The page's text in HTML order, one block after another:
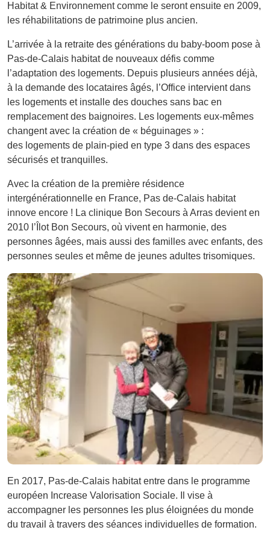
Habitat & Environnement comme le seront ensuite en 2009,
les réhabilitations de patrimoine plus ancien.
L’arrivée à la retraite des générations du baby-boom pose à
Pas-de-Calais habitat de nouveaux défis comme
l’adaptation des logements. Depuis plusieurs années déjà,
à la demande des locataires âgés, l’Office intervient dans
les logements et installe des douches sans bac en
remplacement des baignoires. Les logements eux-mêmes
changent avec la création de « béguinages » :
des logements de plain-pied en type 3 dans des espaces
sécurisés et tranquilles.
Avec la création de la première résidence
intergénérationnelle en France, Pas­ de-Calais habitat
innove encore ! La clinique Bon Secours à Arras devient en
2010 l’Îlot Bon Secours, où vivent en harmonie, des
personnes âgées, mais aussi des familles avec enfants, des
personnes seules et même de jeunes adultes trisomiques.
En 2017, Pas-de-Calais habitat entre dans le programme
européen Increase Valorisation Sociale. Il vise à
accompagner les personnes les plus éloignées du monde
du travail à travers des séances individuelles de formation.